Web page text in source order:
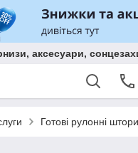
аксесуари,
Готові рулонні